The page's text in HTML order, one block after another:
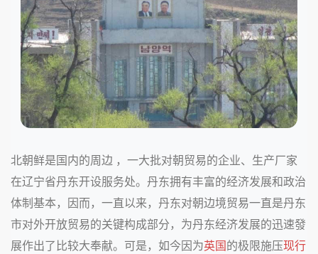
北朝鲜是国内的周边 ，一大批对朝贸易的企业、生产厂家
在辽宁省丹东开设服务处。丹东拥有丰富的经济发展和政治
体制基本，因而，一直以来，丹东对朝边境贸易一直是丹东
市对外开放贸易的关键构成部分，为丹东经济发展的迅速發
展作出了比较大奉献。可是，如今因为英国的极限施压现行